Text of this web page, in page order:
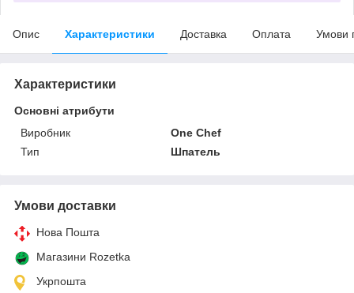
Опис Характеристики Доставка Оплата Умови
Характеристики
Основні атрибути
Виробник
One Chef
Тип
Шпатель
Умови доставки
Нова Пошта
Магазини Rozetka
Укрпошта